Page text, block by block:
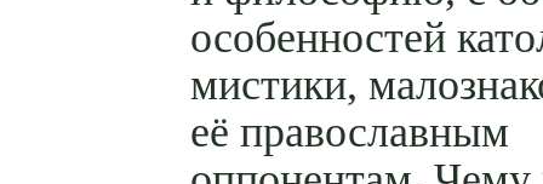
особенностей
мистики,
её православным